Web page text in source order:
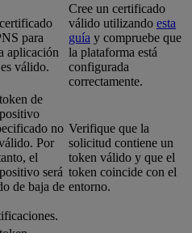
para
aplicación
válido.
Cree un certificado
válido utilizando esta
guía y compruebe que
la plataforma está
configurada
correctamente.
de
no
Por
el
será
de baja de
Verifique que la
solicitud contiene un
token válido y que el
token coincide con el
entorno.